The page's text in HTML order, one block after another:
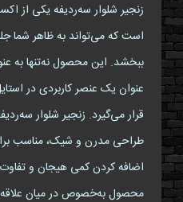
زنجیر شلوار سه‌ردیفه یکی از
است که می‌تواند به ظاهر شما
ببخشد. این محصول نه‌تنها به
عنوان یک عنصر کاربردی در
طراحی مدرن و شیک، مناسب
اضافه کردن کمی هیجان و
محصول به‌خصوص در میان